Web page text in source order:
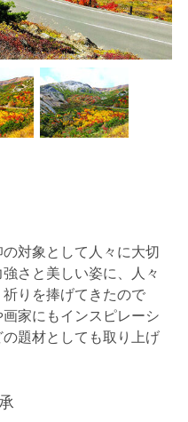
対象として人々に大切
さと美しい姿に、人々
りを捧げてきたので
家にもインスピレーシ
題材としても取り上げ